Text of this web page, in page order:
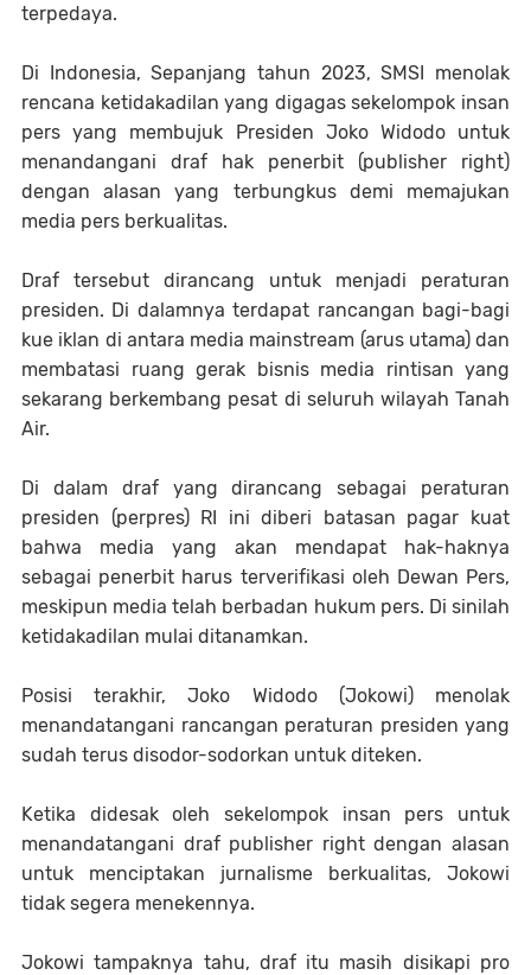
terpedaya.
Di Indonesia, Sepanjang tahun 2023, SMSI menolak
rencana ketidakadilan yang digagas sekelompok insan
pers yang membujuk Presiden Joko Widodo untuk
menandangani draf hak penerbit (publisher right)
dengan alasan yang terbungkus demi memajukan
media pers berkualitas.
Draf tersebut dirancang untuk menjadi peraturan
presiden. Di dalamnya terdapat rancangan bagi-bagi
kue iklan di antara media mainstream (arus utama) dan
membatasi ruang gerak bisnis media rintisan yang
sekarang berkembang pesat di seluruh wilayah Tanah
Air.
Di dalam draf yang dirancang sebagai peraturan
presiden (perpres) RI ini diberi batasan pagar kuat
bahwa media yang akan mendapat hak-haknya
sebagai penerbit harus terverifikasi oleh Dewan Pers,
meskipun media telah berbadan hukum pers. Di sinilah
ketidakadilan mulai ditanamkan.
Posisi terakhir, Joko Widodo (Jokowi) menolak
menandatangani rancangan peraturan presiden yang
sudah terus disodor-sodorkan untuk diteken.
Ketika didesak oleh sekelompok insan pers untuk
menandatangani draf publisher right dengan alasan
untuk menciptakan jurnalisme berkualitas, Jokowi
tidak segera menekennya.
Jokowi tampaknya tahu, draf itu masih disikapi pro